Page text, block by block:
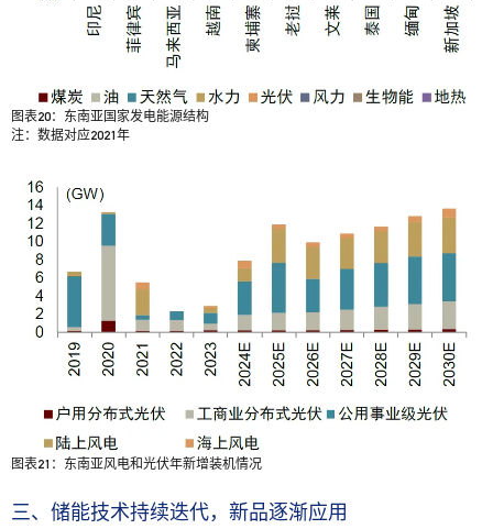
图表20：东南亚国家发电能源结构
注：数据对应2021年
图表21：东南亚风电和光伏年新增装机情况
三、储能技术持续迭代，新品逐渐应用